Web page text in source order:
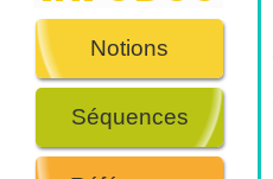
Notions
Séquences